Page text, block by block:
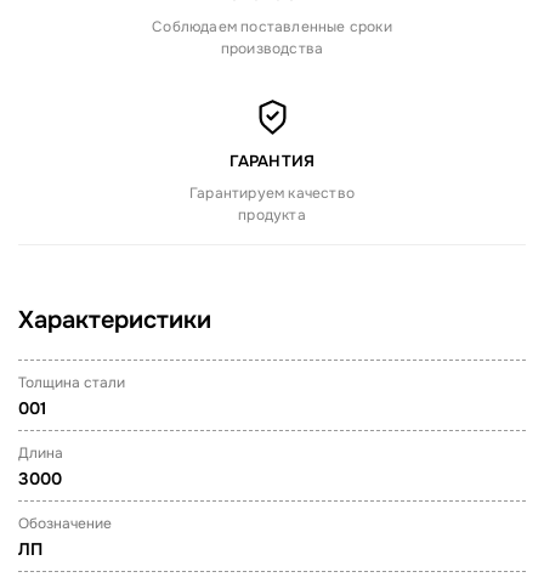
Соблюдаем поставленные сроки
производства
ГАРАНТИЯ
Гарантируем качество
продукта
Характеристики
Толщина стали
001
Длина
3000
Обозначение
ЛП